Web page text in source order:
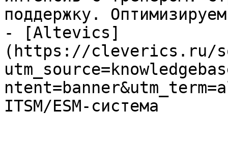
поддержку.
- [Altevics]
(https://cleverics.ru/
ITSM/ESM-система